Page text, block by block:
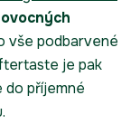
vše podbarvené
je pak
do příjemné